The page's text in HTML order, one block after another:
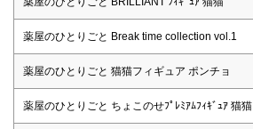
薬屋のひとりごと Break time collection vol.1
薬屋のひとりごと 猫猫フィギュア ポンチョ
薬屋のひとりごと ちょこのせﾌﾟﾚﾐｱﾑﾌｨｷﾞｭｱ 猫猫